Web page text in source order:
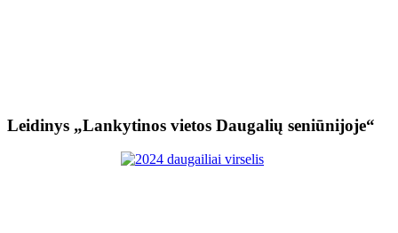
Leidinys „Lankytinos vietos Daugalių seniūnijoje“